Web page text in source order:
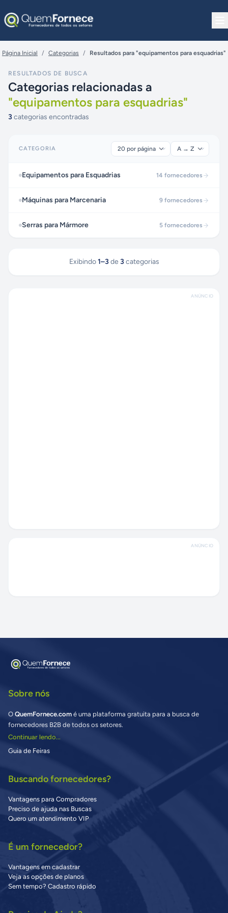
Página Inicial / Categorias / Resultados para "equipamentos para esquadrias"
RESULTADOS DE BUSCA
Categorias relacionadas a
"equipamentos para esquadrias"
3 categorias encontradas
CATEGORIA
Equipamentos para Esquadrias 14 fornecedores
Máquinas para Marcenaria 9 fornecedores
Serras para Mármore 5 fornecedores
Exibindo 1–3 de 3 categorias
ANÚNCIO
ANÚNCIO
Sobre nós
O QuemFornece.com é uma plataforma gratuita para a busca de
fornecedores B2B de todos os setores.
Continuar lendo...
Guia de Feiras
Buscando fornecedores?
Vantagens para Compradores
Preciso de ajuda nas Buscas
Quero um atendimento VIP
É um fornecedor?
Vantagens em cadastrar
Veja as opções de planos
Sem tempo? Cadastro rápido